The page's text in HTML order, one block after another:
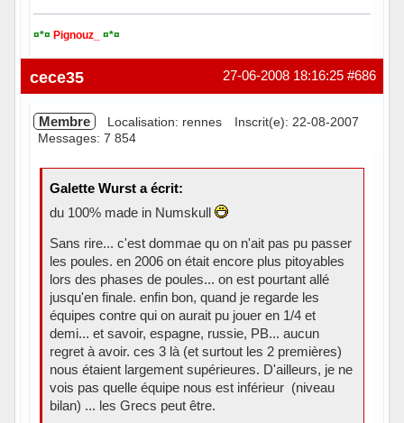
¤*¤ Pignouz_ ¤*¤
Hors ligne #686
27-06-2008 18:16:25
cece35
Membre Localisation: rennes
Inscrit(e): 22-08-2007
Messages: 7 854
Galette Wurst a écrit:
du 100% made in Numskull
Sans rire... c'est dommae qu on n'ait pas pu passer
les poules. en 2006 on était encore plus pitoyables
lors des phases de poules... on est pourtant allé
jusqu'en finale. enfin bon, quand je regarde les
équipes contre qui on aurait pu jouer en 1/4 et
demi... et savoir, espagne, russie, PB... aucun
regret à avoir. ces 3 là (et surtout les 2 premières)
nous étaient largement supérieures. D'ailleurs, je ne
vois pas quelle équipe nous est inférieur (niveau
bilan) ... les Grecs peut être.